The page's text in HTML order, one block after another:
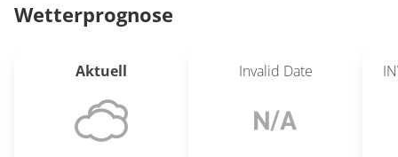
Wetterprognose
Aktuell Invalid Date